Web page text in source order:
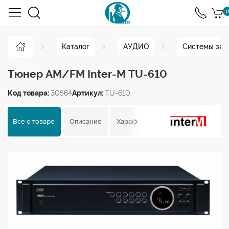
0
Каталог АУДИО Системы
Тюнер AM/FM Inter-M TU-610
Код товара: 30564Артикул:TU-610
Все о товаре Описание Характеристики Отзывы